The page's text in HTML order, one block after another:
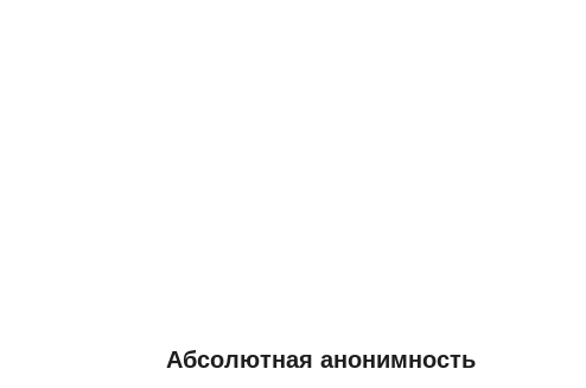
Абсолютная анонимность